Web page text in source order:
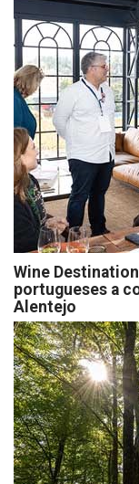
Wine
portugueses a
Alentejo